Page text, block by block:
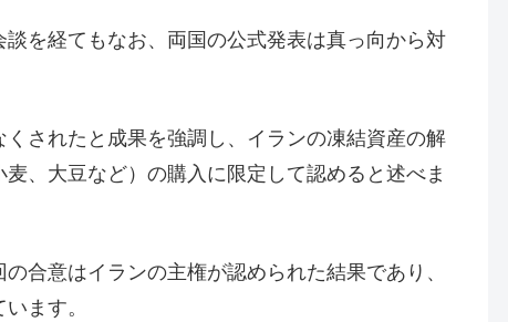
を経てもなお、両国の公式発表は真っ向から対
されたと成果を強調し、イランの凍結資産の解
、大豆など）の購入に限定して認めると述べま
合意はイランの主権が認められた結果であり、
ます。